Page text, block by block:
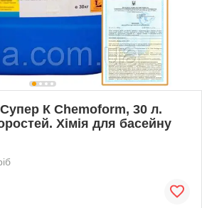
К Chemoform, 30 л.
Хімія для басейну